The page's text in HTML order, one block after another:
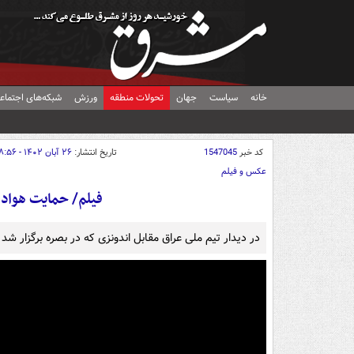
خانه سیاست جهان تحولات منطقه ورزش شبکه‌های
کد خبر1547045 تاریخ انتشار: ۲۶ آبان ۱۴۰۲ - ۰۸:۵۶
عکس و فیلم
فیلم/ حمایت
در دیدار تیم ملی عراق مقابل اندونزی که در بصره